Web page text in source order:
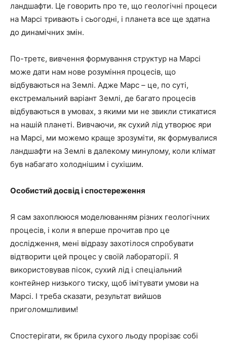
ландшафти. Це говорить про те, що геологічні процеси
на Марсі тривають і сьогодні, і планета все ще здатна
до динамічних змін.
По-третє, вивчення формування структур на Марсі
може дати нам нове розуміння процесів, що
відбуваються на Землі. Адже Марс – це, по суті,
екстремальний варіант Землі, де багато процесів
відбуваються в умовах, з якими ми не звикли стикатися
на нашій планеті. Вивчаючи, як сухий лід утворює яри
на Марсі, ми можемо краще зрозуміти, як формувалися
ландшафти на Землі в далекому минулому, коли клімат
був набагато холоднішим і сухішим.
Особистий досвід і спостереження
Я сам захоплююся моделюванням різних геологічних
процесів, і коли я вперше прочитав про це
дослідження, мені відразу захотілося спробувати
відтворити цей процес у своїй лабораторії. Я
використовував пісок, сухий лід і спеціальний
контейнер низького тиску, щоб імітувати умови на
Марсі. І треба сказати, результат вийшов
приголомшливим!
Спостерігати, як брила сухого льоду прорізає собі